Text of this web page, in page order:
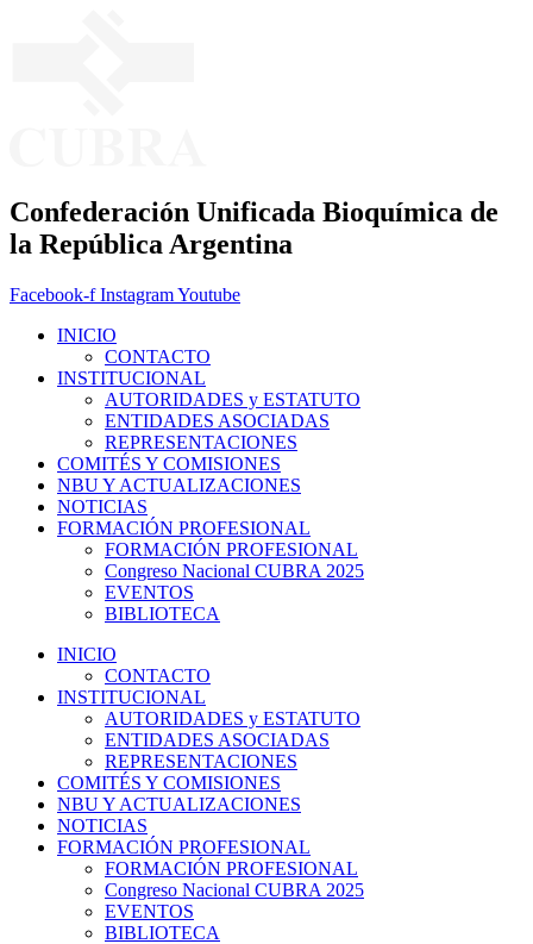
Confederación Unificada Bioquímica de
la República Argentina
Facebook-f InstagramYoutube
INICIO
CONTACTO
INSTITUCIONAL
AUTORIDADES y ESTATUTO
ENTIDADES ASOCIADAS
REPRESENTACIONES
COMITÉS Y COMISIONES
NBU Y ACTUALIZACIONES
NOTICIAS
FORMACIÓN PROFESIONAL
FORMACIÓN PROFESIONAL
Congreso Nacional CUBRA 2025
EVENTOS
BIBLIOTECA
INICIO
CONTACTO
INSTITUCIONAL
AUTORIDADES y ESTATUTO
ENTIDADES ASOCIADAS
REPRESENTACIONES
COMITÉS Y COMISIONES
NBU Y ACTUALIZACIONES
NOTICIAS
FORMACIÓN PROFESIONAL
FORMACIÓN PROFESIONAL
Congreso Nacional CUBRA 2025
EVENTOS
BIBLIOTECA